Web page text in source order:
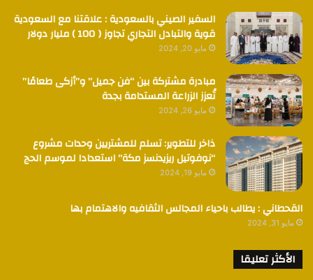
السفير الصيني بالسعودية : علاقتنا مع السعودية
قوية والتبادل التجاري تجاوز ( 100 ) مليار دولار
مايو 20, 2024
مبادرة مشتركة بين “فن جميل” و”أزكى طعامًا”
تُعزز الزراعة المستدامة بجدة
مايو 26, 2024
ذاخر للتطوير: تسلم للمشتريين وحدات مشروع
“نوفوتيل ريزيدنسز مكة” استعدادا لموسم الحج
مايو 19, 2024
القحطاني : يطالب باحياء المجالس الثقافيه والاهتمام بها
مايو 31, 2024
الأكثر تعليقا